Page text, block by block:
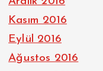
Kasım 2016
Eylül 2016
Ağustos 2016